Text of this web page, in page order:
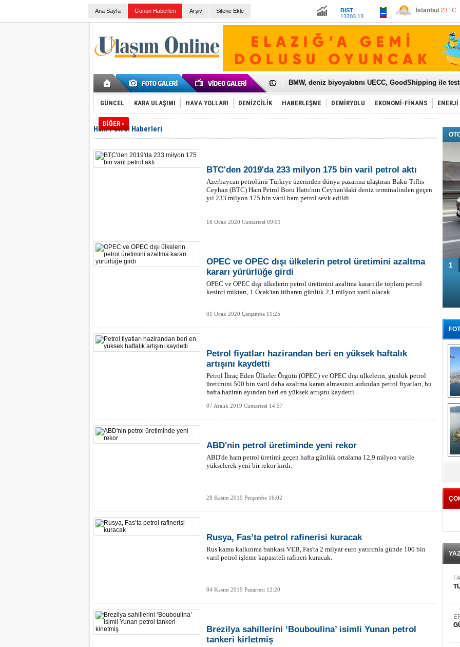
Ana Sayfa Günün Haberleri Arşiv Sitene Ekle
Altın
Dolar47.5797
Euro 55.0606
Ankara20 °C
Galataport Projesi'nde sona yaklaşıldı
Kiralık minibüse talep artışı var
VW'de üst düzey atama
Ünye Limanı Türkiye'yi lider yapacak
Türkiye’nin en değerli markası yine THY
İzmir-Antalya seyahat süresi 3 saate inecek
Osmanlı'nın projesi ülkeye milyarlarca dolar gelir
Otomotivde üretim artıyor, satış beklentileri yükseldi
HAVAŞ 21 havalimanında hizmete başladı
İran'a ait yük gemisi Irak karasularında battı
'Jet uçak' çözümü ile gemi ihracatına hareketlilik
Rus savaş gemisi Çanakkale Boğazı’ndan geçti
GÜNCEL KARA ULAŞIMI HAVA YOLLARI DENİZCİLİK HABERLEŞME DEMİRYOLU EKONOMİ-FİNANS ENERJİ
DİĞER »
Ham Petrol Haberleri
BTC'den 2019'da 233 milyon 175 bin varil petrol aktı
Azerbaycan petrolünü Türkiye üzerinden dünya pazarına ulaştıran Bakü-Tiflis-
Ceyhan (BTC) Ham Petrol Boru Hattı'nın Ceyhan'daki deniz terminalinden geçen
yıl 233 milyon 175 bin varil ham petrol sevk edildi.
18 Ocak 2020 Cumartesi 09:01
OPEC ve OPEC dışı ülkelerin petrol üretimini azaltma
kararı yürürlüğe girdi
OPEC ve OPEC dışı ülkelerin petrol üretimini azaltma kararı ile toplam petrol
kesinti miktarı, 1 Ocak'tan itibaren günlük 2,1 milyon varil olacak.
01 Ocak 2020 Çarşamba 11:25
Petrol fiyatları hazirandan beri en yüksek haftalık
artışını kaydetti
Petrol İhraç Eden Ülkeler Örgütü (OPEC) ve OPEC dışı ülkelerin, günlük petrol
üretimini 500 bin varil daha azaltma kararı almasının ardından petrol fiyatları, bu
hafta haziran ayından beri en yüksek artışını kaydetti.
07 Aralık 2019 Cumartesi 14:57
ABD'nin petrol üretiminde yeni rekor
ABD'de ham petrol üretimi geçen hafta günlük ortalama 12,9 milyon varile
yükselerek yeni bir rekor kırdı.
28 Kasım 2019 Perşembe 16:02
Rusya, Fas’ta petrol rafinerisi kuracak
Rus kamu kalkınma bankası VEB, Fas'ta 2 milyar euro yatırımla günde 100 bin
varil petrol işleme kapasiteli rafineri kuracak.
04 Kasım 2019 Pazartesi 12:20
Brezilya sahillerini ‘Bouboulina’ isimli Yunan petrol
tankeri kirletmiş
1